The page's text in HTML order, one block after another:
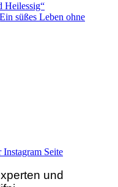
Heilessig“
süßes Leben ohne
und